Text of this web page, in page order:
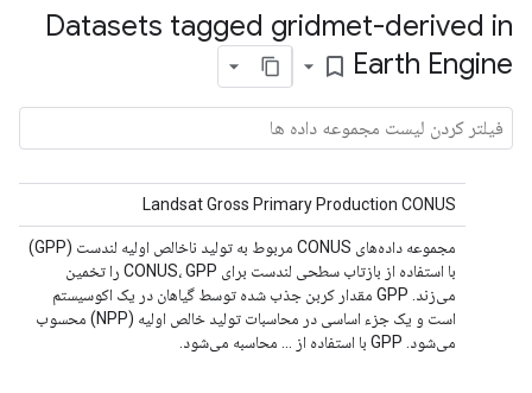
Datasets tagged gridmet-derived in
Earth Engine
bookmark_border
Landsat Gross Primary Production CONUS
مجموعه داده‌های CONUS مربوط به تولید ناخالص اولیه لندست (GPP)
با استفاده از بازتاب سطحی لندست برای CONUS، GPP را تخمین
می‌زند. GPP مقدار کربن جذب شده توسط گیاهان در یک اکوسیستم
است و یک جزء اساسی در محاسبات تولید خالص اولیه (NPP) محسوب
می‌شود. GPP با استفاده از ... محاسبه می‌شود.